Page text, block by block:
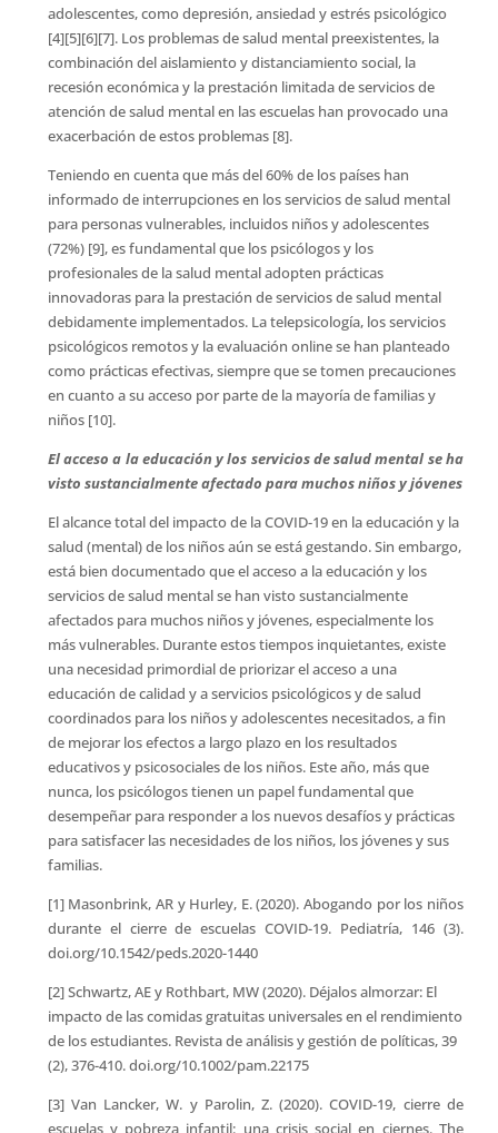
adolescentes, como depresión, ansiedad y estrés psicológico
[4][5][6][7]. Los problemas de salud mental preexistentes, la
combinación del aislamiento y distanciamiento social, la
recesión económica y la prestación limitada de servicios de
atención de salud mental en las escuelas han provocado una
exacerbación de estos problemas [8].
Teniendo en cuenta que más del 60% de los países han
informado de interrupciones en los servicios de salud mental
para personas vulnerables, incluidos niños y adolescentes
(72%) [9], es fundamental que los psicólogos y los
profesionales de la salud mental adopten prácticas
innovadoras para la prestación de servicios de salud mental
debidamente implementados. La telepsicología, los servicios
psicológicos remotos y la evaluación online se han planteado
como prácticas efectivas, siempre que se tomen precauciones
en cuanto a su acceso por parte de la mayoría de familias y
niños [10].
El acceso a la educación y los servicios de salud mental se ha
visto sustancialmente afectado para muchos niños y jóvenes
El alcance total del impacto de la COVID-19 en la educación y la
salud (mental) de los niños aún se está gestando. Sin embargo,
está bien documentado que el acceso a la educación y los
servicios de salud mental se han visto sustancialmente
afectados para muchos niños y jóvenes, especialmente los
más vulnerables. Durante estos tiempos inquietantes, existe
una necesidad primordial de priorizar el acceso a una
educación de calidad y a servicios psicológicos y de salud
coordinados para los niños y adolescentes necesitados, a fin
de mejorar los efectos a largo plazo en los resultados
educativos y psicosociales de los niños. Este año, más que
nunca, los psicólogos tienen un papel fundamental que
desempeñar para responder a los nuevos desafíos y prácticas
para satisfacer las necesidades de los niños, los jóvenes y sus
familias.
[1] Masonbrink, AR y Hurley, E. (2020). Abogando por los niños
durante el cierre de escuelas COVID-19. Pediatría, 146 (3).
doi.org/10.1542/peds.2020-1440
[2] Schwartz, AE y Rothbart, MW (2020). Déjalos almorzar: El
impacto de las comidas gratuitas universales en el rendimiento
de los estudiantes. Revista de análisis y gestión de políticas, 39
(2), 376-410. doi.org/10.1002/pam.22175
[3] Van Lancker, W. y Parolin, Z. (2020). COVID-19, cierre de
escuelas y pobreza infantil: una crisis social en ciernes. The